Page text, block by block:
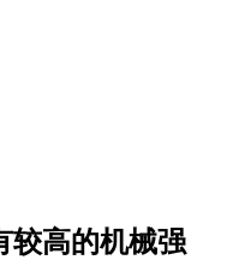
较高的机械强